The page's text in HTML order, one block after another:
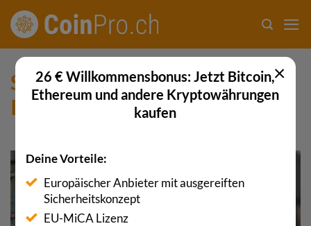
Zum
Inhalt
SUCHERGEBNISSE FÜR:
INSTITUTION
Apr.
26 € Willkommensbonus: Jetzt Bitcoin,
Ethereum und andere Kryptowährungen
kaufen
Deine Vorteile:
Europäischer Anbieter mit ausgereiften
Sicherheitskonzept
EU-MiCA Lizenz
×